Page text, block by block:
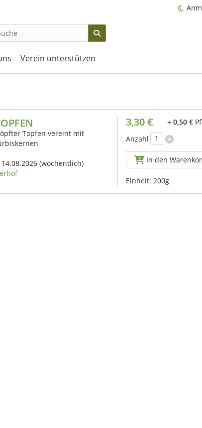
Verein unterstützen
Topfen vereint mit
(wöchentlich)
3,30 € + 0,50 €
Anzahl
In den
Einheit: 200g